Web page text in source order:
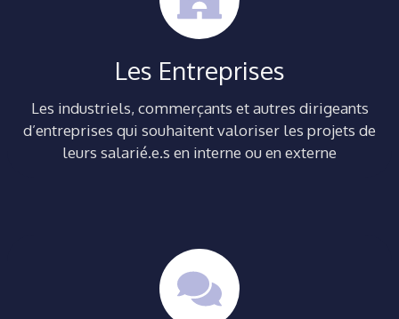
Les Entreprises
Les industriels, commerçants et autres dirigeants
d’entreprises qui souhaitent valoriser les projets de
leurs salarié.e.s en interne ou en externe